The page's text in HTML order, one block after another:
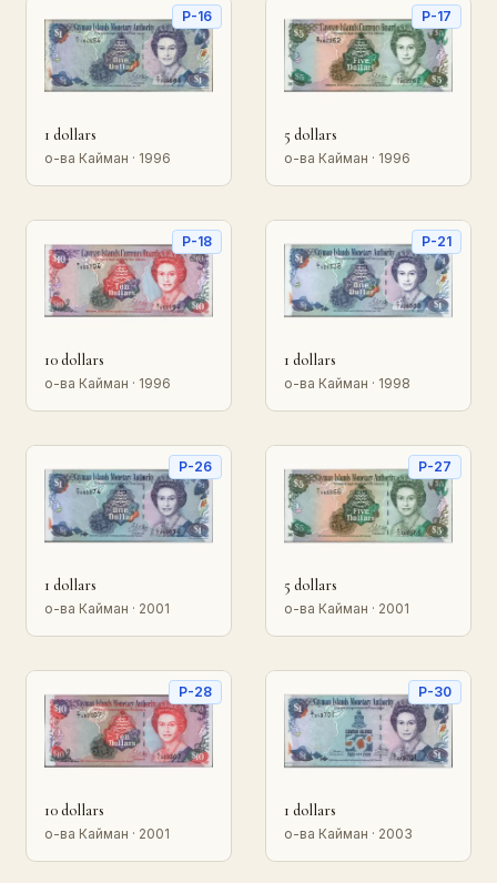
P-16
1 dollars
о-ва Кайман · 1996
P-17
5 dollars
о-ва Кайман · 1996
P-18
10 dollars
о-ва Кайман · 1996
P-21
1 dollars
о-ва Кайман · 1998
P-26
1 dollars
о-ва Кайман · 2001
P-27
5 dollars
о-ва Кайман · 2001
P-28
10 dollars
о-ва Кайман · 2001
P-30
1 dollars
о-ва Кайман · 2003